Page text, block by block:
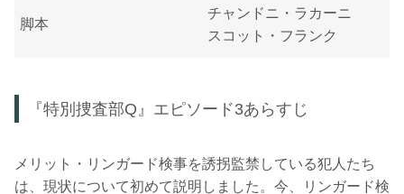
脚本
チャンドニ・ラカーニ
スコット・フランク
『特別捜査部Q』エピソード3あらすじ
メリット・リンガード検事を誘拐監禁している犯人たち
は、現状について初めて説明しました。今、リンガード検